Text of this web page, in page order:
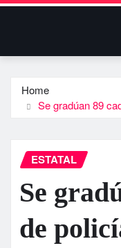
Home
Se gradúan 89
ESTATAL
Se
de